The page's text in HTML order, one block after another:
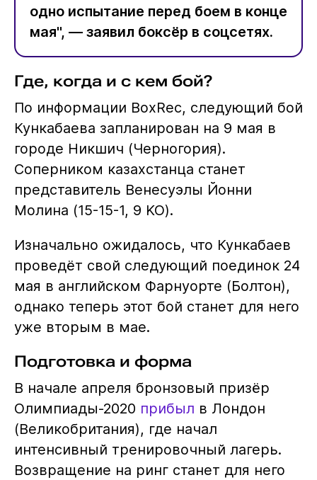
одно испытание перед боем в конце
мая", — заявил боксёр в соцсетях.
Где, когда и с кем бой?
По информации BoxRec, следующий бой
Кункабаева запланирован на 9 мая в
городе Никшич (Черногория).
Соперником казахстанца станет
представитель Венесуэлы Йонни
Молина (15-15-1, 9 KO).
Изначально ожидалось, что Кункабаев
проведёт свой следующий поединок 24
мая в английском Фарнуорте (Болтон),
однако теперь этот бой станет для него
уже вторым в мае.
Подготовка и форма
В начале апреля бронзовый призёр
Олимпиады-2020 прибыл в Лондон
(Великобритания), где начал
интенсивный тренировочный лагерь.
Возвращение на ринг станет для него